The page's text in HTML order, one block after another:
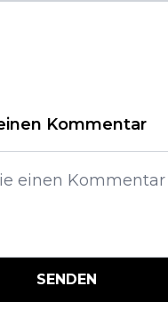
Kommentar
SENDEN